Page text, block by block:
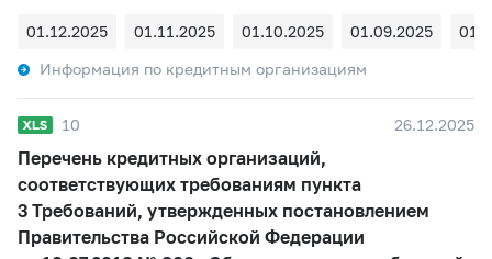
01.12.2025 01.11.2025 01.10.2025 01.09.2025
Информация по кредитным организациям
10 26.12.2025
Перечень кредитных организаций,
соответствующих требованиям пункта
3 Требований, утвержденных постановлением
Правительства Российской Федерации